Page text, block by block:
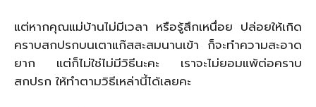
แต่หากคุณแม่บ้านไม่มีเวลา หรือรู้สึกเหนื่อย ปล่อยให้เกิด
คราบสกปรกบนเตาแก๊สสะสมนานเข้า ก็จะทำความสะอาด
ยาก แต่ก็ไม่ใช่ไม่มีวิธีนะคะ เราจะไม่ยอมแพ้ต่อคราบ
สกปรก ให้ทำตามวิธีเหล่านี้ได้เลยคะ